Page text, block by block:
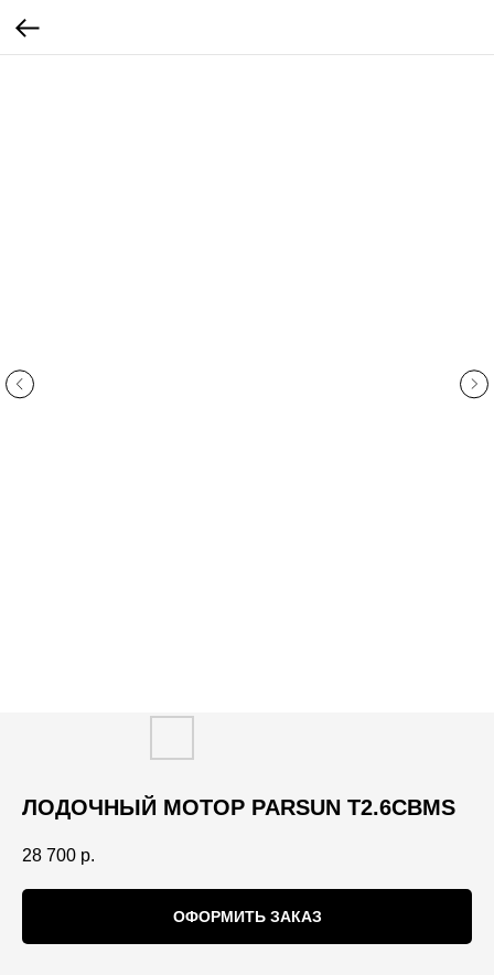
ЛОДОЧНЫЙ МОТОР PARSUN T2.6CBMS
28 700 р.
ОФОРМИТЬ ЗАКАЗ